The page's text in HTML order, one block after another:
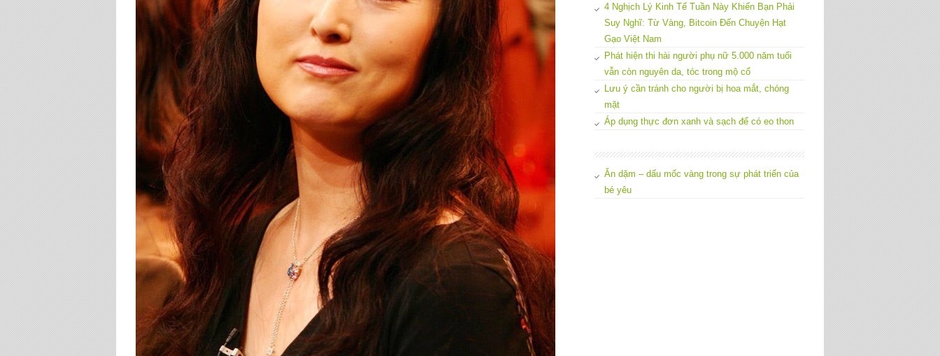
4 Nghịch Lý Kinh Tế Tuần Này Khiến Bạn Phải
Suy Nghĩ: Từ Vàng, Bitcoin Đến Chuyện Hạt
Gạo Việt Nam
Phát hiện thi hài người phụ nữ 5.000 năm tuổi
vẫn còn nguyên da, tóc trong mộ cổ
Lưu ý cần tránh cho người bị hoa mắt, chóng
mặt
Áp dụng thực đơn xanh và sạch để có eo thon
Ăn dặm – dấu mốc vàng trong sự phát triển của
bé yêu